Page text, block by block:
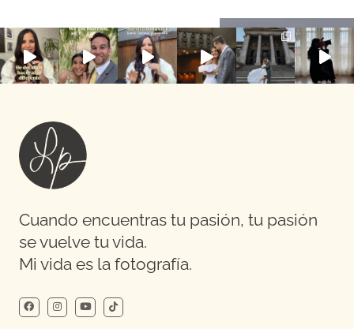
Cuando encuentras tu pasión, tu pasión
se vuelve tu vida.
Mi vida es la fotografía.